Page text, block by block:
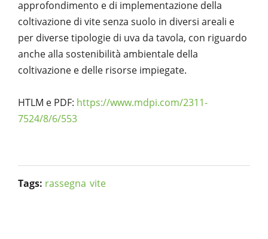
approfondimento e di implementazione della
coltivazione di vite senza suolo in diversi areali e
per diverse tipologie di uva da tavola, con riguardo
anche alla sostenibilità ambientale della
coltivazione e delle risorse impiegate.
HTLM e PDF: https://www.mdpi.com/2311-
7524/8/6/553
Tags: rassegna vite